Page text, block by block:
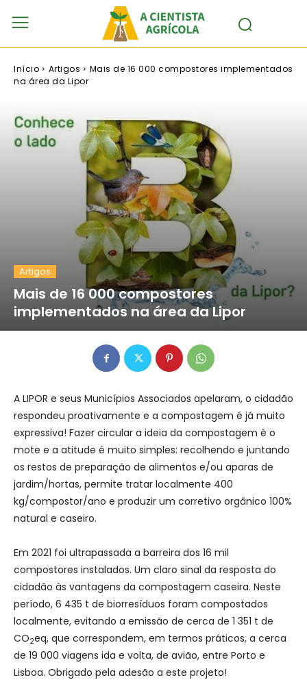
Início Artigos
Mais de 16 000 compostores implementados
na área da Lipor
Artigos
Mais de 16 000 compostores
implementados na área da Lipor
A LIPOR e seus Municípios Associados apelaram, o cidadão
respondeu proativamente e a compostagem é já muito
expressiva! Fazer circular a ideia da compostagem é o
mote e a atitude é muito simples: recolhendo e juntando
os restos de preparação de alimentos e/ou aparas de
jardim/hortas, permite tratar localmente 400
kg/compostor/ano e produzir um corretivo orgânico 100%
natural e caseiro.
Em 2021 foi ultrapassada a barreira dos 16 mil
compostores instalados. Um claro sinal da resposta do
cidadão às vantagens da compostagem caseira. Neste
período, 6 435 t de biorresíduos foram compostados
localmente, evitando a emissão de cerca de 1 351 t de
CO2eq, que correspondem, em termos práticos, a cerca
de 19 000 viagens ida e volta, de avião, entre Porto e
Lisboa. Obrigado pela adesão a este projeto!